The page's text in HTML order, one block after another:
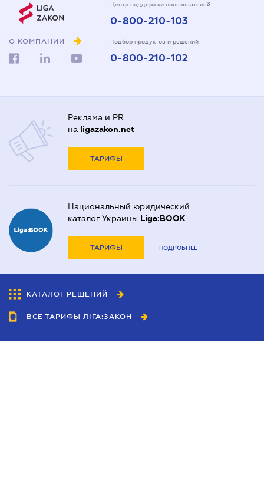
О КОМПАНИИ
Центр поддержки пользователей
0-800-210-103
Подбор продуктов и решений
0-800-210-102
Реклама и PR
на ligazakon.net
ТАРИФЫ
Национальный юридический
каталог Украины Liga:BOOK
ТАРИФЫ ПОДРОБНЕЕ
КАТАЛОГ РЕШЕНИЙ
ВСЕ ТАРИФЫ ЛІГА:ЗАКОН